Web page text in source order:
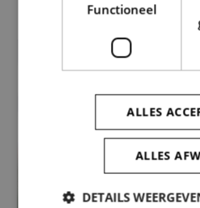
Functioneel
ALLES
ALLES
DETAILS